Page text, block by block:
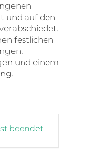
und auf den
festlichen
und einem
beendet.